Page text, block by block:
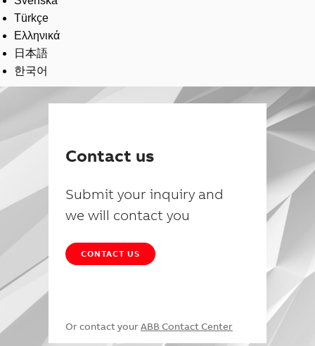
Türkçe
Ελληνικά
日本語
한국어
Contact us
Submit your inquiry and
we will contact you
CONTACT US
Or contact your ABB Contact Center